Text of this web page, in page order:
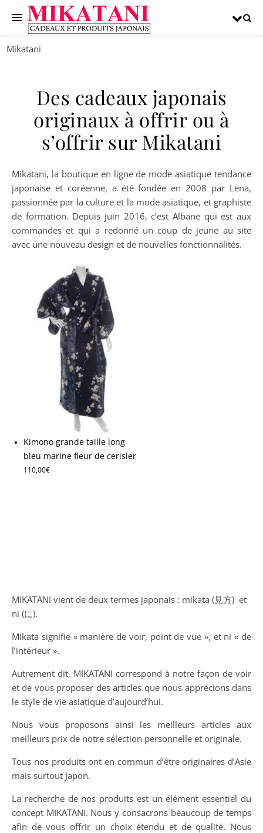
Mikatani
Des cadeaux japonais
originaux à offrir ou à
s’offrir sur Mikatani
Mikatani, la boutique en ligne de mode asiatique tendance
japonaise et coréenne, a été fondée en 2008 par Lena,
passionnée par la culture et la mode asiatique, et graphiste
de formation. Depuis juin 2016, c’est Albane qui est aux
commandes et qui a redonné un coup de jeune au site
avec une nouveau design et de nouvelles fonctionnalités.
Kimono grande taille long
bleu marine fleur de cerisier
110,00€
Kimono Yukata long bleu
marine fleurs de cerisiers
89,00 €
MIKATANI vient de deux termes japonais : mikata (見方) et
ni (に).
Mikata signifie « manière de voir, point de vue », et ni « de
l’intérieur ».
Autrement dit, MIKATANI correspond à notre façon de voir
et de vous proposer des articles que nous apprécions dans
le style de vie asiatique d’aujourd’hui.
Nous vous proposons ainsi les meilleurs articles aux
meilleurs prix de notre sélection personnelle et originale.
Tous nos produits ont en commun d’être originaires d’Asie
mais surtout Japon.
La recherche de nos produits est un élément essentiel du
concept MIKATANI. Nous y consacrons beaucoup de temps
afin de vous offrir un choix étendu et de qualité. Nous